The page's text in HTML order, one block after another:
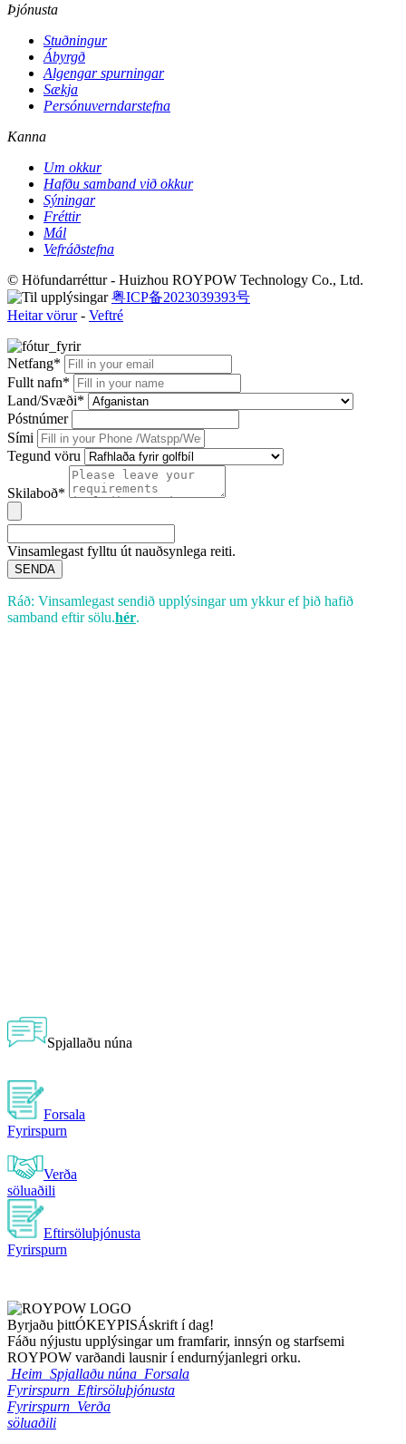
Þjónusta
Stuðningur
Ábyrgð
Algengar spurningar
Sækja
Persónuverndarstefna
Kanna
Um okkur
Hafðu samband við okkur
Sýningar
Fréttir
Mál
Vefráðstefna
© Höfundarréttur - Huizhou ROYPOW Technology Co., Ltd.
粤ICP备2023039393号
Heitar vörur- Veftré
Netfang*
Fullt nafn*
Land/Svæði*
Póstnúmer
Sími
Tegund vöru
Skilaboð*
Vinsamlegast fylltu út nauðsynlega reiti.
SENDA
Ráð: Vinsamlegast sendið upplýsingar um ykkur ef þið hafið
samband eftir sölu.hér.
Spjallaðu núna
Forsala
Fyrirspurn
Verða
söluaðili
Eftirsöluþjónusta
Fyrirspurn
Byrjaðu þittÓKEYPISÁskrift í dag!
Fáðu nýjustu upplýsingar um framfarir, innsýn og starfsemi
ROYPOW varðandi lausnir í endurnýjanlegri orku.
Heim Spjallaðu núna Forsala
Fyrirspurn Eftirsöluþjónusta
Fyrirspurn Verða
söluaðili